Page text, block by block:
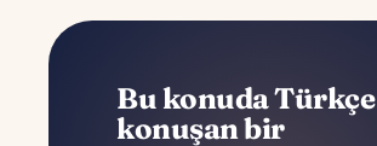
Bu konuda Türkçe
konuşan bir